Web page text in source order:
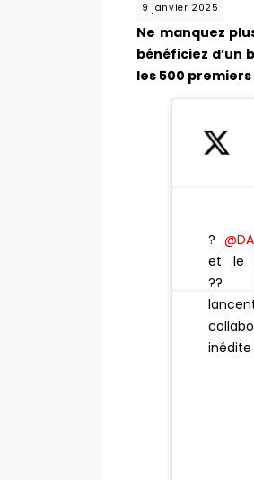
9 janvier 2025
Ne manquez
bénéficiez d’un
les 500
?
et le
??
inédite